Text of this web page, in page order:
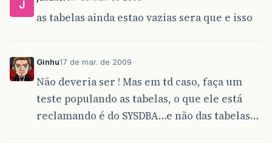
J
as tabelas ainda estao vazias sera que e isso
Ginhu17 de mar. de 2009
Não deveria ser ! Mas em td caso, faça um
teste populando as tabelas, o que ele está
reclamando é do SYSDBA…e não das tabelas…